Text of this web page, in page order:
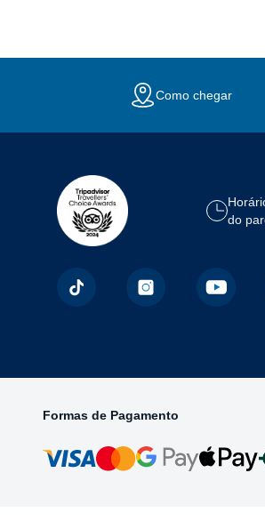
Como chegar
do
Formas de Pagamento